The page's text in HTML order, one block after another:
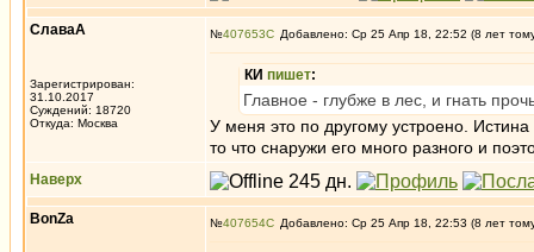
СлаваА
Зарегистрирован:
31.10.2017
Суждений: 18720
Откуда: Москва
№407653 Добавлено: Ср 25 Апр 18, 22:52 (8 лет
КИ пишет:
Главное - глубже в лес, и гнать
У меня это по другому устроено.
то что снаружи его много разного и
Наверх
BonZa №407654 Добавлено: Ср 25 Апр 18, 22:53 (8 лет